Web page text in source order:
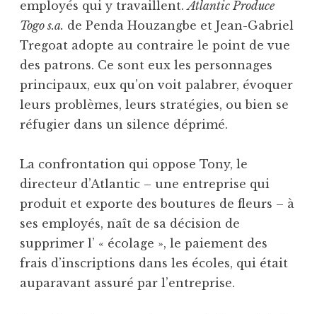
employés qui y travaillent.Atlantic Produce
Togo s.a. de Penda Houzangbe et Jean-Gabriel
Tregoat adopte au contraire le point de vue
des patrons. Ce sont eux les personnages
principaux, eux qu’on voit palabrer, évoquer
leurs problèmes, leurs stratégies, ou bien se
réfugier dans un silence déprimé.
La confrontation qui oppose Tony, le
directeur d’Atlantic – une entreprise qui
produit et exporte des boutures de fleurs – à
ses employés, naît de sa décision de
supprimer l’ « écolage », le paiement des
frais d’inscriptions dans les écoles, qui était
auparavant assuré par l’entreprise.